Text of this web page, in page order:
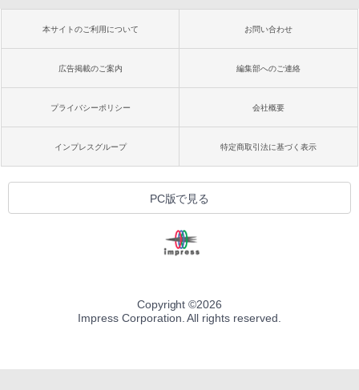
本サイトのご利用について お問い合わせ
広告掲載のご案内 編集部へのご連絡
プライバシーポリシー 会社概要
インプレスグループ 特定商取引法に基づく表示
PC版で見る
Copyright ©2026
Impress Corporation. All rights reserved.